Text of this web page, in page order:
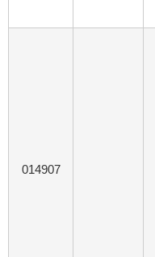
014907